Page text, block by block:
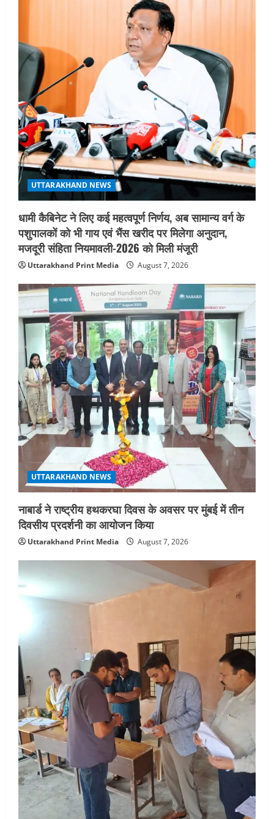
UTTARAKHAND NEWS
तीलू रौतेली पुरस्कार के लिए 13 वीरांगनाओं का
चयन : रेखा आर्या
August 6, 2026
UTTARAKHAND NEWS
धामी कैबिनेट ने लिए कई महत्वपूर्ण निर्णय, अब सामान्य वर्ग के
पशुपालकों को भी गाय एवं भैंस खरीद पर मिलेगा अनुदान,
मजदूरी संहिता नियमावली-2026 को मिली मंजूरी
Uttarakhand Print Media August 7, 2026
UTTARAKHAND NEWS
नाबार्ड ने राष्ट्रीय हथकरघा दिवस के अवसर पर मुंबई में तीन
दिवसीय प्रदर्शनी का आयोजन किया
Uttarakhand Print Media August 7, 2026